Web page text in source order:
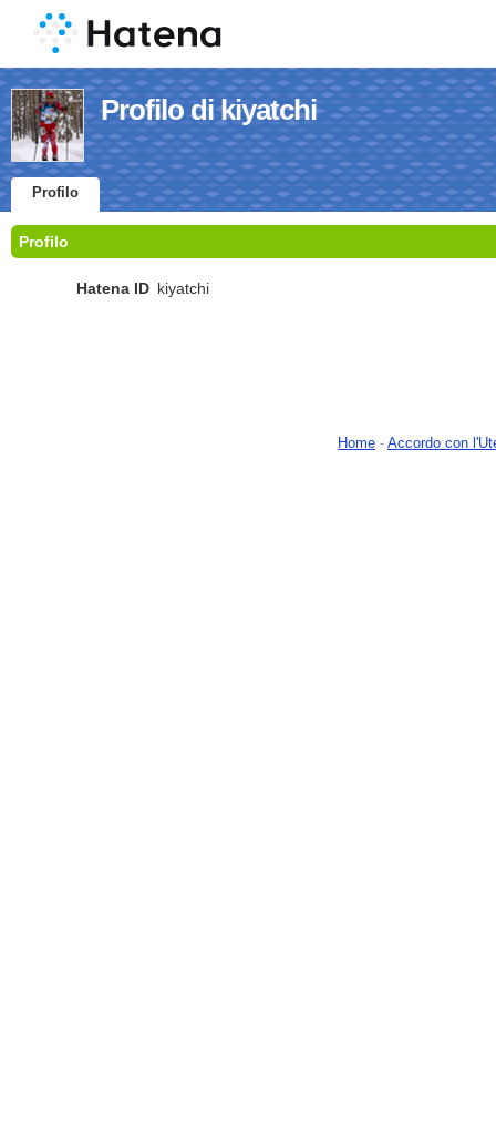
Profilo di kiyatchi
Profilo
Profilo
Hatena ID kiyatchi
Home - Accordo con